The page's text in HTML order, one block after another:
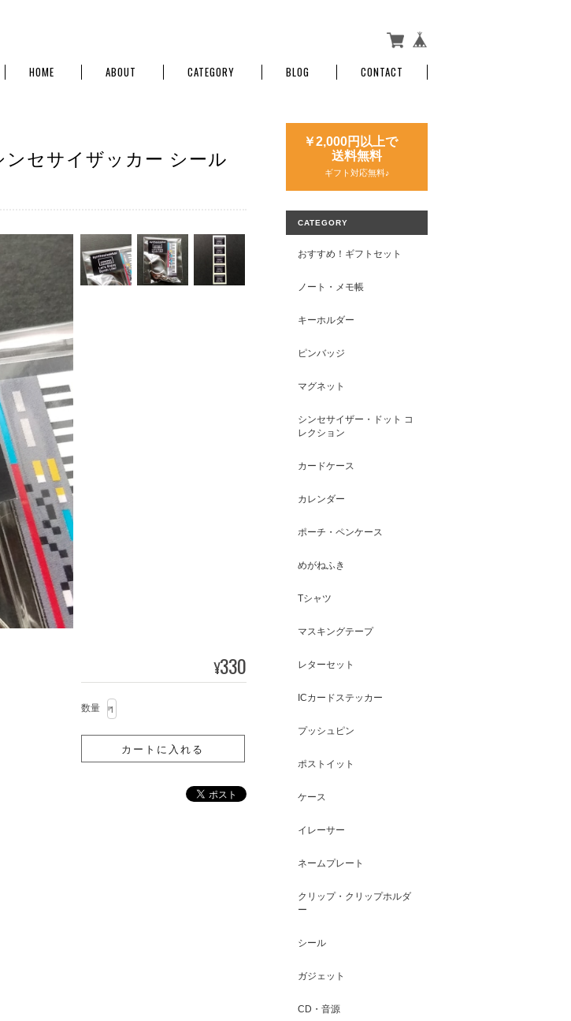
HOME ABOUT CATEGORY BLOG CONTACT
ンセサイザッカー シール
¥330
数量
￥2,000円以上で
送料無料
ギフト対応無料♪
CATEGORY
おすすめ！ギフトセット
ノート・メモ帳
キーホルダー
ピンバッジ
マグネット
シンセサイザー・ドット コ
レクション
カードケース
カレンダー
ポーチ・ペンケース
めがねふき
Tシャツ
マスキングテープ
レターセット
ICカードステッカー
プッシュピン
ポストイット
ケース
イレーサー
ネームプレート
クリップ・クリップホルダ
ー
シール
ガジェット
CD・音源